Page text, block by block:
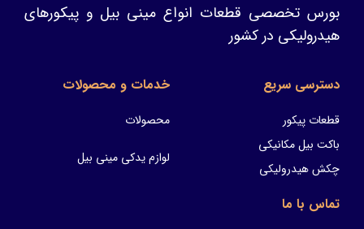
بورس تخصصی قطعات انواع مینی بیل و پیکورهای
هیدرولیکی در کشور
دسترسی سریع
قطعات پیکور
باکت بیل مکانیکی
چکش هیدرولیکی
خدمات و محصولات
محصولات
لوازم یدکی مینی بیل
تماس با ما